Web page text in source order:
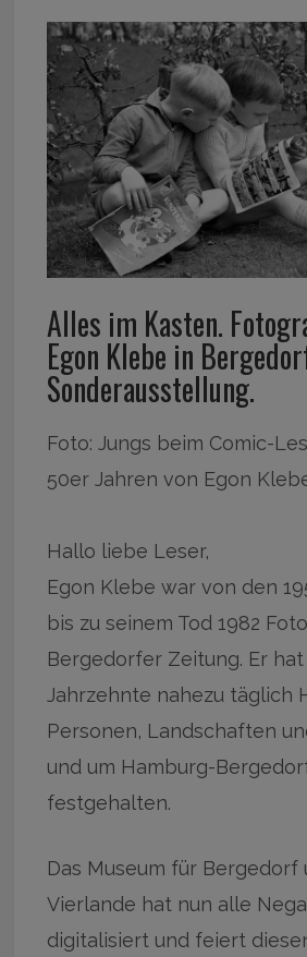
Alles im Kasten.
Egon Klebe in
Sonderausstellung.
Foto: Jungs beim Comic-
50er Jahren von Egon
Hallo liebe Leser,
Egon Klebe war von den
bis zu seinem Tod 1982
Bergedorfer Zeitung. Er
Jahrzehnte nahezu täglich
Personen, Landschaften
und um Hamburg-
festgehalten.
Das Museum für Bergedorf
Vierlande hat nun alle
digitalisiert und feiert